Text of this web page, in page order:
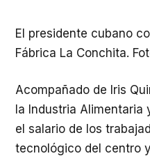
El presidente cubano
Fábrica La Conchita.
Acompañado de Iris
la Industria
el salario de los
tecnológico del centro